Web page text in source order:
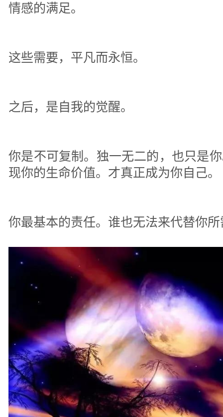
情感的满足。
这些需要，平凡而永恒。
之后，是自我的觉醒。
你是不可复制。独一无二的，也只是
现你的生命价值。才真正成为你自己。
你最基本的责任。谁也无法来代替你